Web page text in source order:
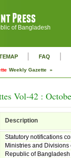
of Bangladesh
| FAQ |
Weekly Gazette »
Vol-42 :
Description
Statutory notifications
Ministries and Divisions
Republic of